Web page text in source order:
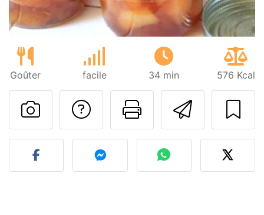
Goûter facile 34 min 576 Kcal
Imprimer
Poser une
Publier votre photo de